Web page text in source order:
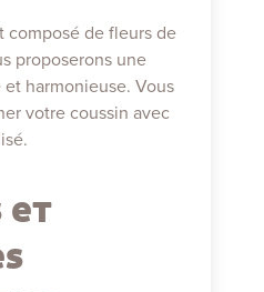
composé de fleurs de
proposerons une
harmonieuse. Vous
votre coussin avec
et